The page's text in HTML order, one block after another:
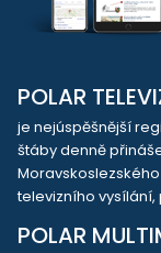
POLAR
je nejúspěšnější
štáby denně
televizního
POLAR